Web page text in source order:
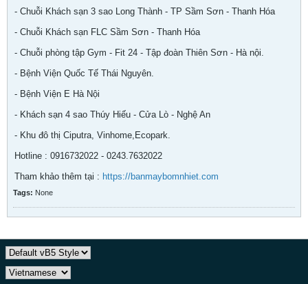
- Chuỗi Khách sạn 3 sao Long Thành - TP Sầm Sơn - Thanh Hóa
- Chuỗi Khách sạn FLC Sầm Sơn - Thanh Hóa
- Chuỗi phòng tập Gym - Fit 24 - Tập đoàn Thiên Sơn - Hà nội.
- Bệnh Viện Quốc Tế Thái Nguyên.
- Bệnh Viện E Hà Nội
- Khách sạn 4 sao Thúy Hiếu - Cửa Lò - Nghệ An
- Khu đô thị Ciputra, Vinhome,Ecopark.
Hotline : 0916732022 - 0243.7632022
Tham khảo thêm tại : https://banmaybomnhiet.com
Tags: None